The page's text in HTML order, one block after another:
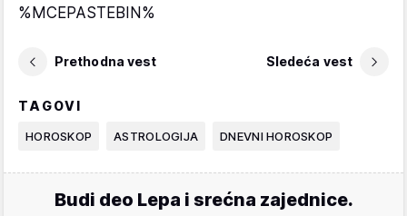
%MCEPASTEBIN%
Prethodna vest Sledeća vest
TAGOVI
HOROSKOP ASTROLOGIJA DNEVNI HOROSKOP
Budi deo Lepa i srećna zajednice.